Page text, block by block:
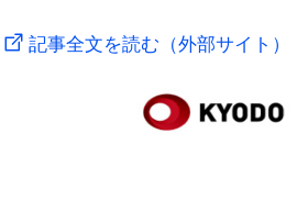
記事全文を読む（外部サイト）